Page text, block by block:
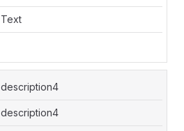
Text
description4
description4